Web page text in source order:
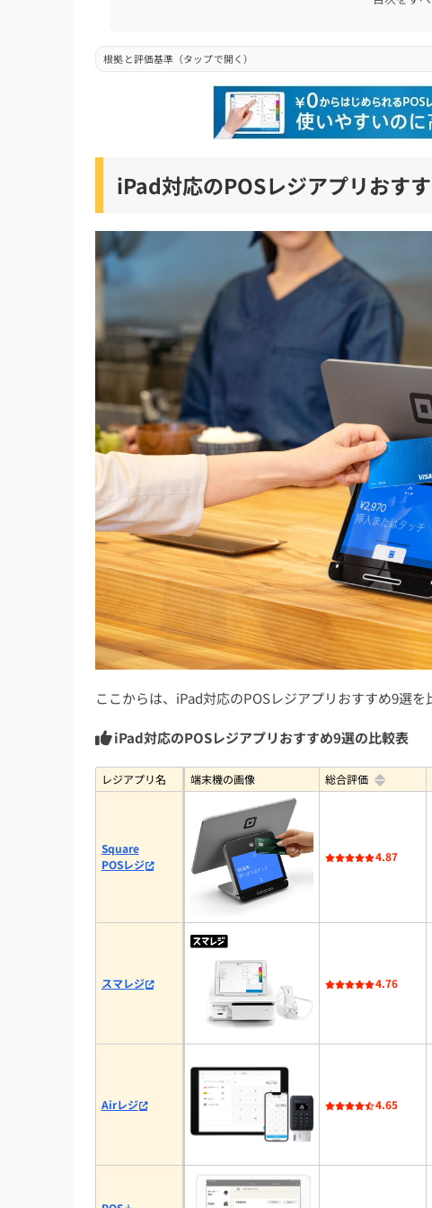
5. 運営のサポート体制は万全か
iPad対応のレジアプリを導入するメリット・デメ
iPad対応のレジアプリを導入するメリット
iPad対応のPOSレジアプリの使い方・やり方
1. アカウント登録＆アプリのインストール
2. 商品マスター登録とタグの整理
3. 周辺機器とのペアリングとMFiケーブル確認
4. iPadスタンド設置と衛生・セキュリティ対策
5. 会計フローと画面カスタマイズ
6. 日次レポート確認と売上分析
iPad対応のPOSレジアプリを導入する際におすす
iPad対応のPOSレジアプリとセットでの導入がおす
iPad対応のPOSレジアプリを導入する際の注意点
「オフラインモード」の挙動を事前にテストしてお
周辺機器の互換性と認証ケーブルのチェック
端末セキュリティとリモート管理の導入
転倒防止スタンド・ケーブルカバーを活用
iPad対応のPOSレジアプリに関するよくある質問
iPad対応の無料の簡易レジアプリのおすすめは？レ
iPhoneレジとiPadレジはどっちがおすすめ？
iPad対応のPOSレジアプリを導入するならどのiPad
iPad対応のレジアプリをお探しの方必見！POSレ
POSレジ導入で顧客満足度45％向上、リピート率
POSレジ導入後のコスパ評価は中立が多数、費用
POSレジ導入理由は開業とキャッシュレス対応が中
まとめ：iPad対応のレジアプリおすすめ9選【無
根拠と評価基準（タップで開く）
iPad対応のPOSレジアプリおす
ここからは、iPad対応のPOSレジアプリおすすめ9選を
iPad対応のPOSレジアプリおすすめ9選の比較表
レジアプリ名 端末機の画像 総合評価
Square
POSレジ
4.87
スマレジ 4.76
Airレジ 4.65